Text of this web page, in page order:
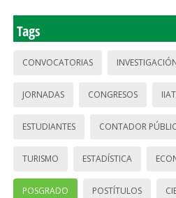
Tags
CONVOCATORIAS
JORNADAS CONGRESOS
ESTUDIANTES CONTADOR
TURISMO ESTADÍSTICA
POSGRADO POSTÍTULOS